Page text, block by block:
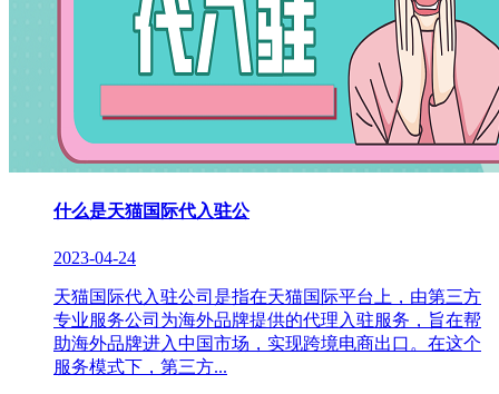
什么是天猫国际代入驻公
2023-04-24
天猫国际代入驻公司是指在天猫国际平台上，由第三方
专业服务公司为海外品牌提供的代理入驻服务，旨在帮
助海外品牌进入中国市场，实现跨境电商出口。在这个
服务模式下，第三方...